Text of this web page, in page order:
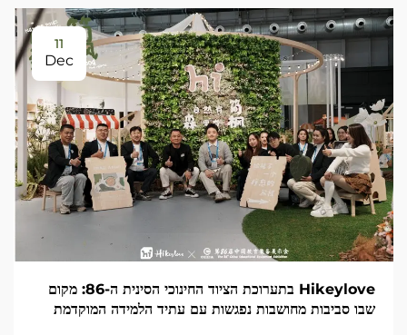
11
Dec
Hikeylove בתערוכת הציוד החינוכי הסינית ה-86: מקום
שבו סביבות מחושבות נפגשות עם עתיד הלמידה המוקדמת